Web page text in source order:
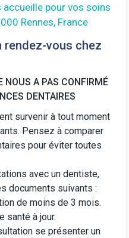
pour vos soins
Rennes, France
rendez-vous chez
NOUS A PAS CONFIRMÉ
DENTAIRES
survenir à tout moment
Pensez à comparer
pour éviter toutes
avec un dentiste,
documents suivants :
de moins de 3 mois.
santé à jour.
se présenter un